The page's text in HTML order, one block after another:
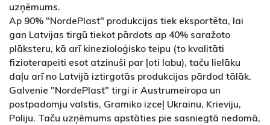
uzņēmums.
Ap 90% "NordePlast" produkcijas tiek eksportēta, lai
gan Latvijas tirgū tiekot pārdots ap 40% saražoto
plāksteru, kā arī kinezioloģisko teipu (to kvalitāti
fizioterapeiti esot atzinuši par ļoti labu), taču lielāku
daļu arī no Latvijā iztirgotās produkcijas pārdod tālāk.
Galvenie "NordePlast" tirgi ir Austrumeiropa un
postpadomju valstis, Gramiko izceļ Ukrainu, Krieviju,
Poliju. Taču uzņēmums apstāties pie sasniegtā nedomā,